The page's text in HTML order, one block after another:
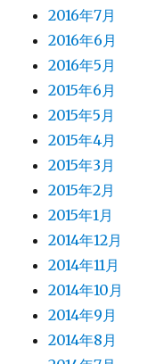
2016年7月
2016年6月
2016年5月
2015年6月
2015年5月
2015年4月
2015年3月
2015年2月
2015年1月
2014年12月
2014年11月
2014年10月
2014年9月
2014年8月